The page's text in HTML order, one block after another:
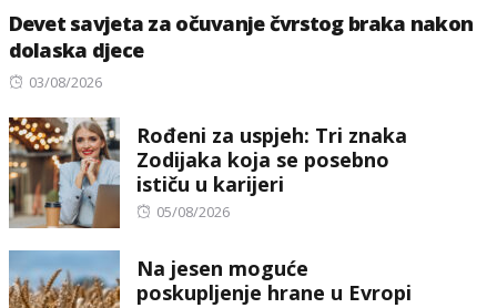
Devet savjeta za očuvanje čvrstog braka nakon
dolaska djece
Posted
03/08/2026
Rođeni za uspjeh: Tri znaka
Zodijaka koja se posebno
ističu u karijeri
Posted
05/08/2026
Na jesen moguće
poskupljenje hrane u Evropi